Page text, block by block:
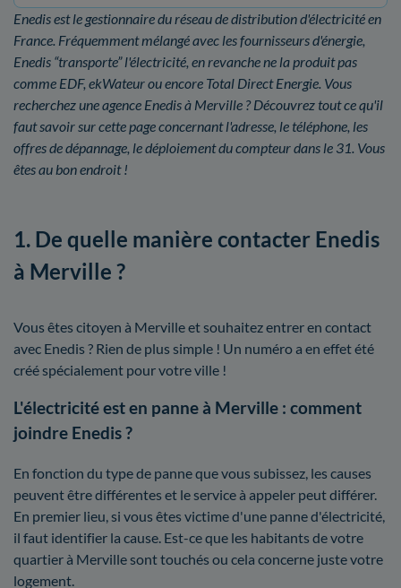
Enedis est le gestionnaire du réseau de distribution d'électricité en
France. Fréquemment mélangé avec les fournisseurs d'énergie,
Enedis “transporte” l'électricité, en revanche ne la produit pas
comme EDF, ekWateur ou encore Total Direct Energie. Vous
recherchez une agence Enedis à Merville ? Découvrez tout ce qu'il
faut savoir sur cette page concernant l'adresse, le téléphone, les
offres de dépannage, le déploiement du compteur dans le 31. Vous
êtes au bon endroit !
1. De quelle manière contacter Enedis
à Merville ?
Vous êtes citoyen à Merville et souhaitez entrer en contact
avec Enedis ? Rien de plus simple ! Un numéro a en effet été
créé spécialement pour votre ville !
L'électricité est en panne à Merville : comment
joindre Enedis ?
En fonction du type de panne que vous subissez, les causes
peuvent être différentes et le service à appeler peut différer.
En premier lieu, si vous êtes victime d'une panne d'électricité,
il faut identifier la cause. Est-ce que les habitants de votre
quartier à Merville sont touchés ou cela concerne juste votre
logement.